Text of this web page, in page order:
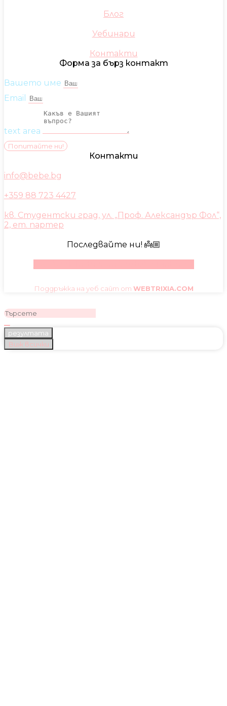
Блог
Уебинари
Контакти
Форма за бърз контакт
Вашето име
Email
text area
Попитайте ни!
Контакти
info@bebe.bg
+359 88 723 4427
кв. Студентски град, ул. „Проф. Александър Фол“,
2, ет. партер
Последвайте ни! 👼🏼
Поддръжка на уеб сайт от WEBTRIXIA.COM
резултата
Виж всички